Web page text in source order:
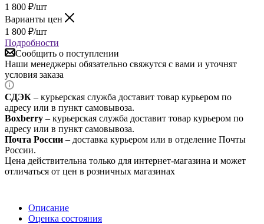
1 800 ₽/шт
Варианты цен
1 800 ₽/шт
Подробности
Сообщить о поступлении
Наши менеджеры обязательно свяжутся с вами и уточнят
условия заказа
СДЭК – курьерская служба доставит товар курьером по
адресу или в пункт самовывоза.
Boxberry – курьерская служба доставит товар курьером по
адресу или в пункт самовывоза.
Почта России – доставка курьером или в отделение Почты
России.
Цена действительна только для интернет-магазина и может
отличаться от цен в розничных магазинах
Описание
Оценка состояния